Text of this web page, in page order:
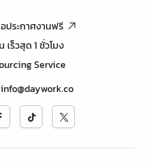
ประกาศงานฟรี
เร็วสุด 1 ชั่วโมง
Service
info@daywork.co